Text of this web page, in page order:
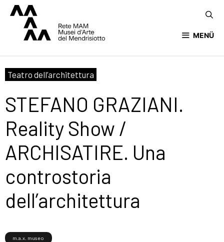
MENÜ
Teatro dell’architettura
STEFANO GRAZIANI.
Reality Show /
ARCHISATIRE. Una
controstoria
dell’architettura
m.a.x. museo